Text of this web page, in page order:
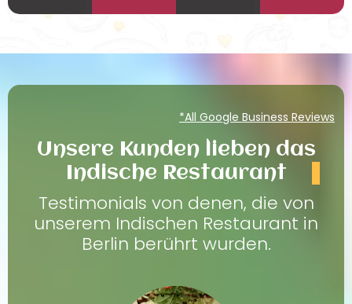
*All Google Business Reviews
Unsere Kunden lieben das
Indische Restaurant
Testimonials von denen, die von
unserem Indischen Restaurant in
Berlin berührt wurden.